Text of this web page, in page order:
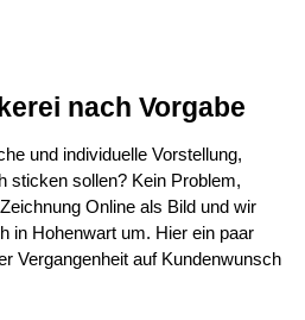
nach Vorgabe
und individuelle Vorstellung,
sticken sollen? Kein Problem,
Online als Bild und wir
in Hohenwart um. Hier ein paar
Vergangenheit auf Kundenwunsch